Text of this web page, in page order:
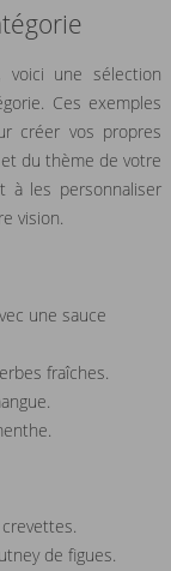
voici une sélection
Ces exemples
créer vos propres
du thème de votre
à les personnaliser
vision.
une sauce
fraîches.
de figues.